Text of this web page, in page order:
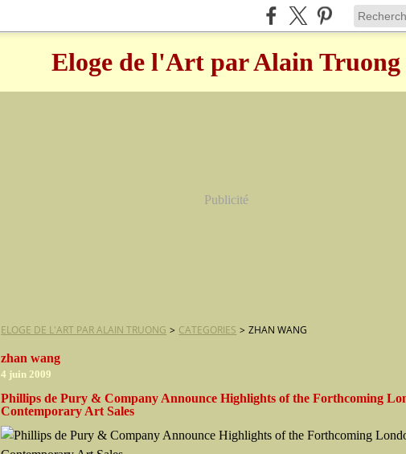
Eloge de l'Art par Alain Truong
Publicité
ELOGE DE L'ART PAR ALAIN TRUONG > CATEGORIES > ZHAN WANG
zhan wang
4 juin 2009
Phillips de Pury & Company Announce Highlights of the Forthcoming
Contemporary Art Sales